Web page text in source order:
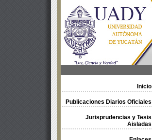
Inicio
Publicaciones Diarios Oficiales
Jurisprudencias y Tesis
Aisladas